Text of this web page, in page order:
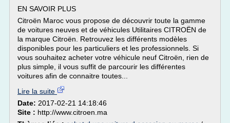
EN SAVOIR PLUS
Citroën Maroc vous propose de découvrir toute la gamme
de voitures neuves et de véhicules Utilitaires CITROËN de
la marque Citroën. Retrouvez les différents modèles
disponibles pour les particuliers et les professionnels. Si
vous souhaitez acheter votre véhicule neuf Citroën, rien de
plus simple, il vous suffit de parcourir les différentes
voitures afin de connaitre toutes...
Lire la suite
Date: 2017-02-21 14:18:46
Site : http://www.citroen.ma